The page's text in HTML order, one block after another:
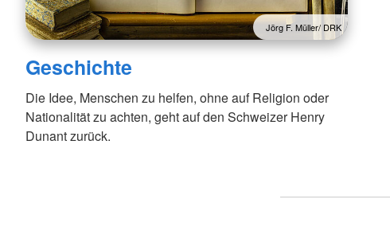
Jörg F. Müller/ DRK
Geschichte
Die Idee, Menschen zu helfen, ohne auf Religion oder
Nationalität zu achten, geht auf den Schweizer Henry
Dunant zurück.